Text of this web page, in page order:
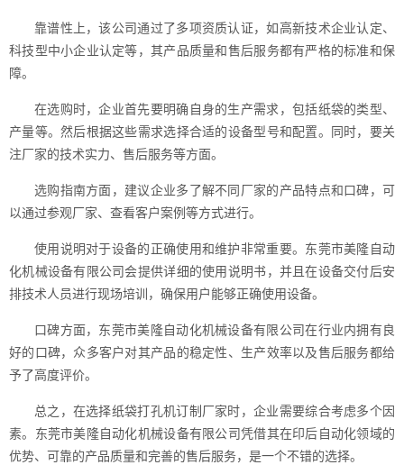
靠谱性上，该公司通过了多项资质认证，如高新技术企业认定、
科技型中小企业认定等，其产品质量和售后服务都有严格的标准和保
障。
在选购时，企业首先要明确自身的生产需求，包括纸袋的类型、
产量等。然后根据这些需求选择合适的设备型号和配置。同时，要关
注厂家的技术实力、售后服务等方面。
选购指南方面，建议企业多了解不同厂家的产品特点和口碑，可
以通过参观厂家、查看客户案例等方式进行。
使用说明对于设备的正确使用和维护非常重要。东莞市美隆自动
化机械设备有限公司会提供详细的使用说明书，并且在设备交付后安
排技术人员进行现场培训，确保用户能够正确使用设备。
口碑方面，东莞市美隆自动化机械设备有限公司在行业内拥有良
好的口碑，众多客户对其产品的稳定性、生产效率以及售后服务都给
予了高度评价。
总之，在选择纸袋打孔机订制厂家时，企业需要综合考虑多个因
素。东莞市美隆自动化机械设备有限公司凭借其在印后自动化领域的
优势、可靠的产品质量和完善的售后服务，是一个不错的选择。